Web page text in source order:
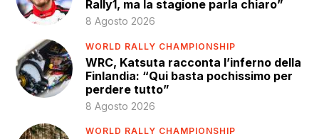
Rally1, ma la stagione parla chiaro”
8 Agosto 2026
WORLD RALLY CHAMPIONSHIP
WRC, Katsuta racconta l’inferno della
Finlandia: “Qui basta pochissimo per
perdere tutto”
8 Agosto 2026
WORLD RALLY CHAMPIONSHIP